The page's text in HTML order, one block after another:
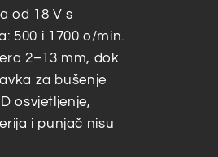
od 18 V s
500 i 1700 o/min.
2–13 mm, dok
za bušenje
osvjetljenje,
i punjač nisu